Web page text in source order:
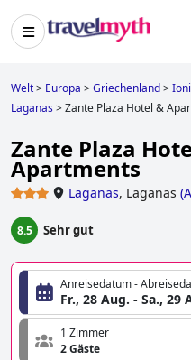
Welt> Europa >Griechenland>
Laganas>Zante Plaza Hotel &
Zante Plaza
Apartments
Laganas, Laganas (
8.5 Sehr gut
Anreisedatum -
Fr., 28 Aug. - Sa., 29
1 Zimmer
2 Gäste